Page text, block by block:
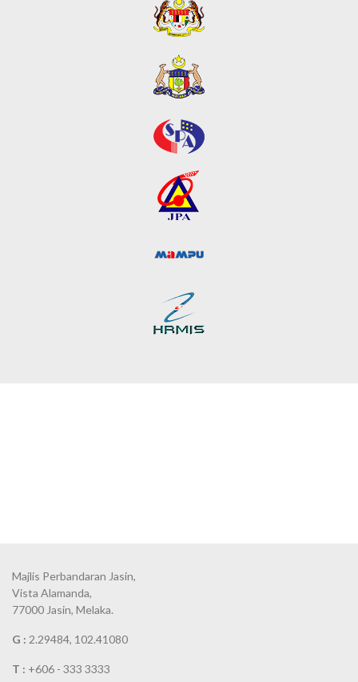
Majlis Perbandaran Jasin,
Vista Alamanda,
77000 Jasin, Melaka.
G : 2.29484, 102.41080
T : +606 - 333 3333